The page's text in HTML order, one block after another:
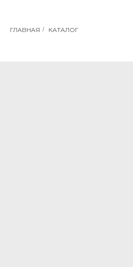
ГЛАВНАЯ / КАТАЛОГ